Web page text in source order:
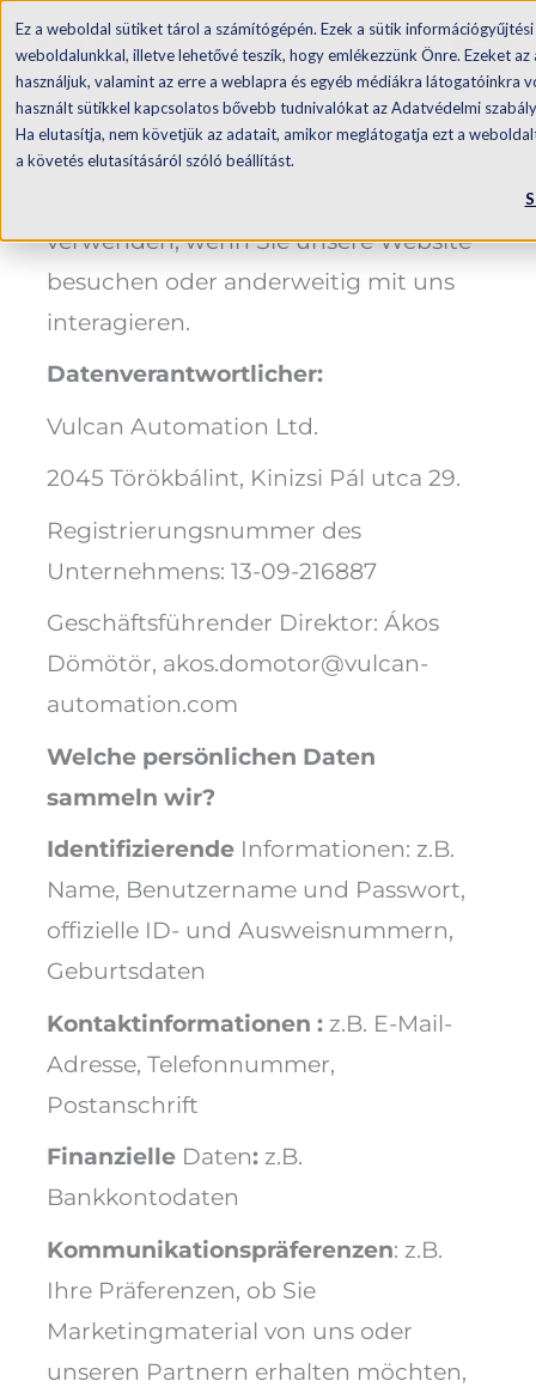
Ez a weboldal sütiket tárol a számítógépén. Ezek a sütik
weboldalunkkal, illetve lehetővé teszik, hogy emlékezzünk Önre. Ezeket
használjuk, valamint az erre a weblapra és egyéb médiákra
használt sütikkel kapcsolatos bővebb tudnivalókat az Adatvédelmi
Ha elutasítja, nem követjük az adatait, amikor meglátogatja ezt a
a követés elutasításáról szóló beállítást.
Zum
Inhalt
springen
Datenschutzbestimmung
en
Diese Datenschutzerklärung
verwenden, wenn Sie unsere Website
besuchen oder anderweitig mit uns
interagieren.
Datenverantwortlicher:
Vulcan Automation Ltd.
2045 Törökbálint, Kinizsi Pál utca 29.
Registrierungsnummer des
Unternehmens: 13-09-216887
Geschäftsführender Direktor: Ákos
Dömötör, akos.domotor@vulcan-
automation.com
Welche persönlichen Daten
sammeln wir?
Identifizierende Informationen: z.B.
Name, Benutzername und Passwort,
offizielle ID- und Ausweisnummern,
Geburtsdaten
Kontaktinformationen: z.B. E-Mail-
Adresse, Telefonnummer,
Postanschrift
Finanzielle Daten: z.B.
Bankkontodaten
Kommunikationspräferenzen: z.B.
Ihre Präferenzen, ob Sie
Marketingmaterial von uns oder
unseren Partnern erhalten möchten,